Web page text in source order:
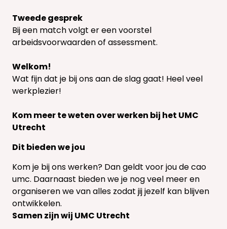
Tweede gesprek
Bij een match volgt er een voorstel
arbeidsvoorwaarden of assessment.
Welkom!
Wat fijn dat je bij ons aan de slag gaat! Heel veel
werkplezier!
Kom meer te weten over werken bij het UMC
Utrecht
Dit bieden we jou
Kom je bij ons werken? Dan geldt voor jou de cao
umc. Daarnaast bieden we je nog veel meer en
organiseren we van alles zodat jij jezelf kan blijven
ontwikkelen.
Samen zijn wij UMC Utrecht